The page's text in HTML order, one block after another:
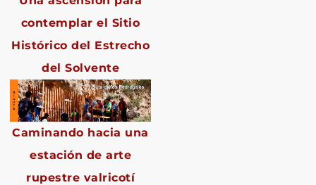
contemplar el Sitio
Histórico del Estrecho
del Solvente
Caminando hacia una
estación de arte
rupestre valricotí